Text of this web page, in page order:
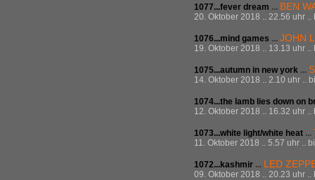
1077...fever dream ... BEN
20. Oktober 2018 .. 22.56 uhr
1076...mind games ... JOHN
19. Oktober 2018 .. 13.13 uhr
1075...autumn in new york ...
14. Oktober 2018 .. 2.10 uhr ..
1074...the lamb lies down on
12. Oktober 2018 .. 16.32 uhr
1073...white light/white heat ...
11. Oktober 2018 .. 5.57 uhr ..
1072...kashmir ... LED
09. Oktober 2018 .. 20.23 uhr